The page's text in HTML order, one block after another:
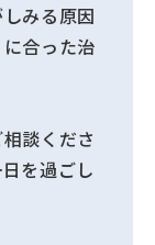
みる原因
合った治
談くださ
を過ごし